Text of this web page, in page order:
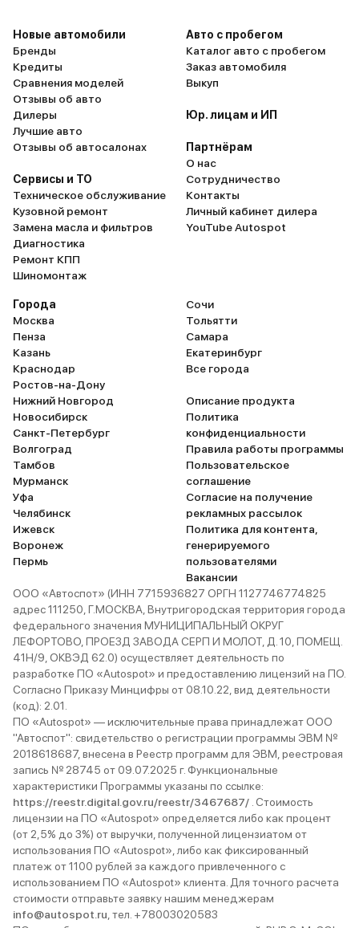
Новые автомобили
Бренды
Кредиты
Сравнения моделей
Отзывы об авто
Дилеры
Лучшие авто
Отзывы об автосалонах
Сервисы и ТО
Техническое обслуживание
Кузовной ремонт
Замена масла и фильтров
Диагностика
Ремонт КПП
Шиномонтаж
Авто с пробегом
Каталог авто с пробегом
Заказ автомобиля
Выкуп
Юр. лицам и ИП
Партнёрам
О нас
Сотрудничество
Контакты
Личный кабинет дилера
YouTube Autospot
Города
Москва
Пенза
Казань
Краснодар
Ростов-на-Дону
Нижний Новгород
Новосибирск
Санкт-Петербург
Волгоград
Тамбов
Мурманск
Уфа
Челябинск
Ижевск
Воронеж
Пермь
Сочи
Тольятти
Самара
Екатеринбург
Все города
Описание продукта
Политика
конфиденциальности
Правила работы программы
Пользовательское
соглашение
Согласие на получение
рекламных рассылок
Политика для контента,
генерируемого
пользователями
Вакансии
ООО «Автоспот» (ИНН 7715936827 ОРГН 1127746774825
адрес 111250, Г.МОСКВА, Внутригородская территория города
федерального значения МУНИЦИПАЛЬНЫЙ ОКРУГ
ЛЕФОРТОВО, ПРОЕЗД ЗАВОДА СЕРП И МОЛОТ, Д. 10, ПОМЕЩ.
41Н/9, ОКВЭД 62.0) осуществляет деятельность по
разработке ПО «Autospot» и предоставлению лицензий на ПО.
Согласно Приказу Минцифры от 08.10.22, вид деятельности
(код): 2.01.
ПО «Autospot» — исключительные права принадлежат ООО
"Автоспот": свидетельство о регистрации программы ЭВМ №
2018618687, внесена в Реестр программ для ЭВМ, реестровая
запись № 28745 от 09.07.2025 г. Функциональные
характеристики Программы указаны по ссылке:
https://reestr.digital.gov.ru/reestr/3467687/ . Стоимость
лицензии на ПО «Autospot» определяется либо как процент
(от 2,5% до 3%) от выручки, полученной лицензиатом от
использования ПО «Autospot», либо как фиксированный
платеж от 1100 рублей за каждого привлеченного с
использованием ПО «Autospot» клиента. Для точного расчета
стоимости отправьте заявку нашим менеджерам
info@autospot.ru , тел. +78003020583